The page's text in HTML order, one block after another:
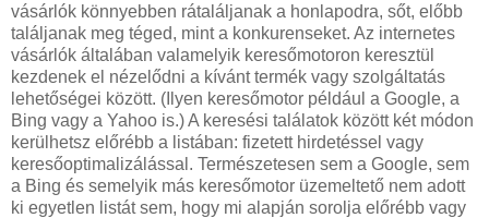
vásárlók könnyebben rátaláljanak a honlapodra, sőt, előbb
találjanak meg téged, mint a konkurenseket. Az internetes
vásárlók általában valamelyik keresőmotoron keresztül
kezdenek el nézelődni a kívánt termék vagy szolgáltatás
lehetőségei között. (Ilyen keresőmotor például a Google, a
Bing vagy a Yahoo is.) A keresési találatok között két módon
kerülhetsz előrébb a listában: fizetett hirdetéssel vagy
keresőoptimalizálással. Természetesen sem a Google, sem
a Bing és semelyik más keresőmotor üzemeltető nem adott
ki egyetlen listát sem, hogy mi alapján sorolja előrébb vagy